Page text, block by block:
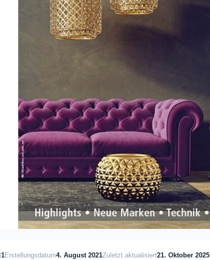
1Erstellungsdatum4. August 2021Zuletzt aktualisiert21. Oktober 2025